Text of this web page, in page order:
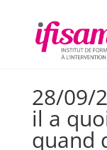
28/09/
il a
quand